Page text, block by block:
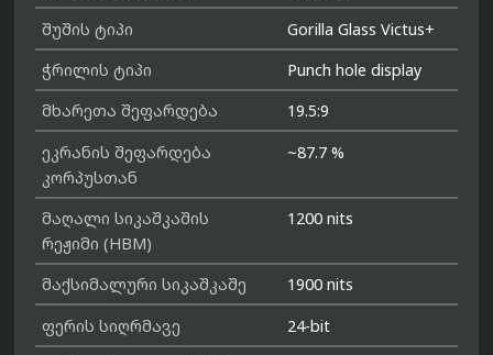
შუშის ტიპი
Gorilla Glass Victus+
ჭრილის ტიპი
Punch hole display
მხარეთა შეფარდება
19.5:9
ეკრანის შეფარდება
კორპუსთან
~87.7 %
მაღალი სიკაშკაშის
რეჟიმი (HBM)
1200 nits
მაქსიმალური სიკაშკაშე
1900 nits
ფერის სიღრმავე
24-bit